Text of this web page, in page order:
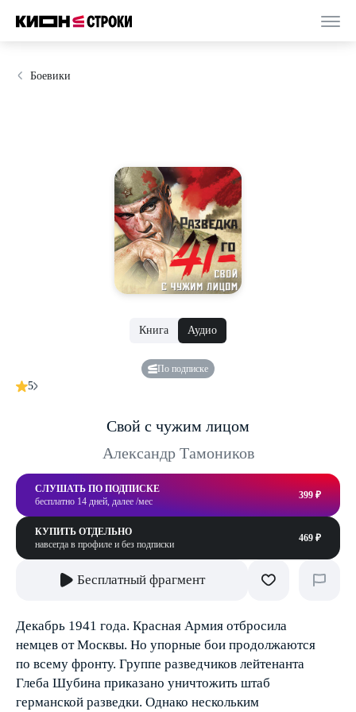
Боевики
Книга Аудио
По подписке
5
Свой с чужим лицом
Александр Тамоников
СЛУШАТЬ ПО ПОДПИСКЕ
бесплатно 14 дней, далее /мес
399 ₽
КУПИТЬ ОТДЕЛЬНО
навсегда в профиле и без подписки
469 ₽
Бесплатный фрагмент
Декабрь 1941 года. Красная Армия отбросила
немцев от Москвы. Но упорные бои продолжаются
по всему фронту. Группе разведчиков лейтенанта
Глеба Шубина приказано уничтожить штаб
германской разведки. Однако нескольким